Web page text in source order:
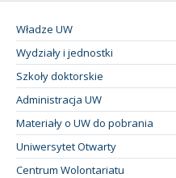
Władze UW
Wydziały i jednostki
Szkoły doktorskie
Administracja UW
Materiały o UW do pobrania
Uniwersytet Otwarty
Centrum Wolontariatu